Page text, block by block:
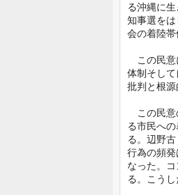
る沖縄に
知事選を
会の着陸帯
この民意
体制そし
批判と根源
この民意
る市民へ
る。辺野
行為の頻
なった。
る。こう